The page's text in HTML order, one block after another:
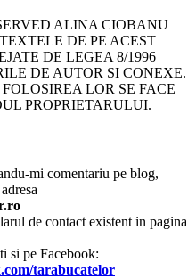
ALINA CIOBANU
DE PE ACEST
DE LEGEA 8/1996
DE AUTOR SI CONEXE.
LOR SE FACE
PROPRIETARULUI.
mi comentariu pe blog,
de contact existent in pagina
si pe Facebook:
tarabucatelor